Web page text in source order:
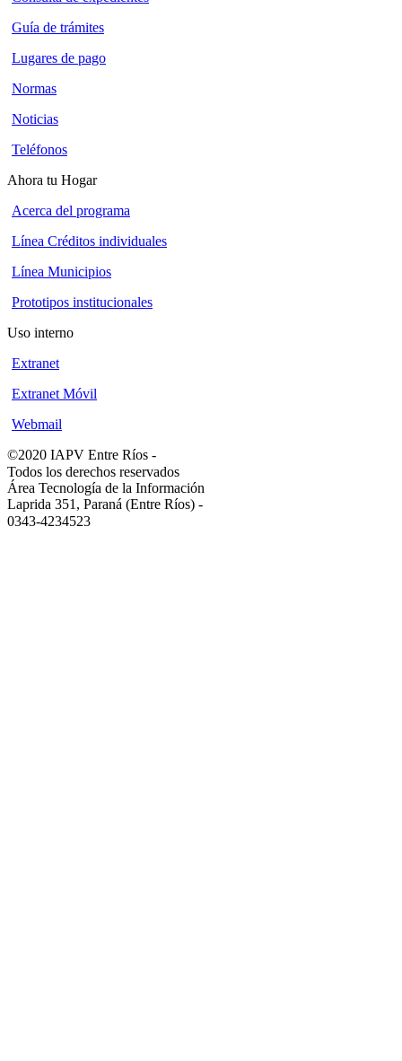
Guía de trámites
Lugares de pago
Normas
Noticias
Teléfonos
Ahora tu Hogar
Acerca del programa
Línea Créditos individuales
Línea Municipios
Prototipos institucionales
Uso interno
Extranet
Extranet Móvil
Webmail
©2020 IAPV Entre Ríos -
Todos los derechos reservados
Área Tecnología de la Información
Laprida 351, Paraná (Entre Ríos) -
0343-4234523